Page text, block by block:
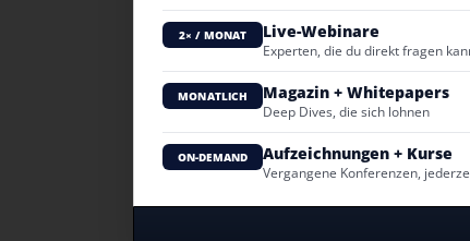
2× / MONAT Live-Webinare
Experten, die du direkt fragen
MONATLICH Magazin + Whitepapers
Deep Dives, die sich lohnen
ON-DEMAND Aufzeichnungen + Kurse
Vergangene Konferenzen,